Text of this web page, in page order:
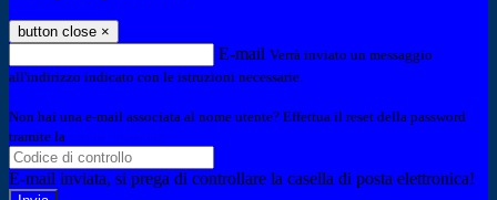
button close ×
E-mail Verrà inviato un messaggio
all'indirizzo indicato con le istruzioni necessarie.
Non hai una e-mail associata al nome utente? Effettua il reset della password
tramite la
E-mail inviata, si prega di controllare la casella di posta elettronica!